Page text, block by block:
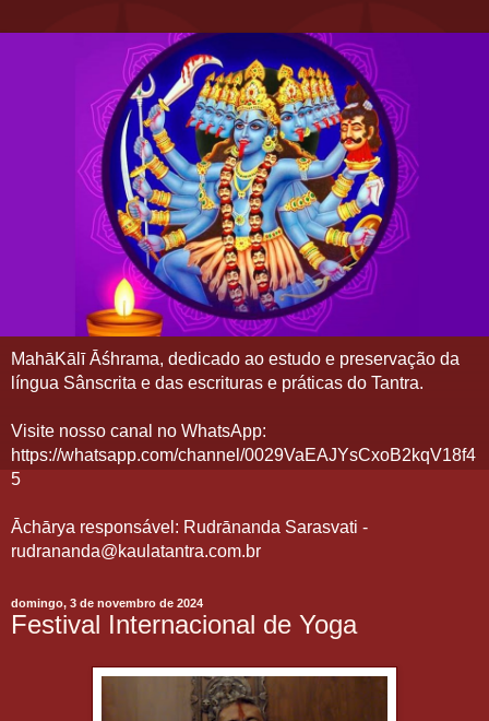
MahāKālī Āśhrama, dedicado ao estudo e preservação da
língua Sânscrita e das escrituras e práticas do Tantra.
Visite nosso canal no WhatsApp:
https://whatsapp.com/channel/0029VaEAJYsCxoB2kqV18f4
5
Āchārya responsável: Rudrānanda Sarasvati -
rudrananda@kaulatantra.com.br
domingo, 3 de novembro de 2024
Festival Internacional de Yoga